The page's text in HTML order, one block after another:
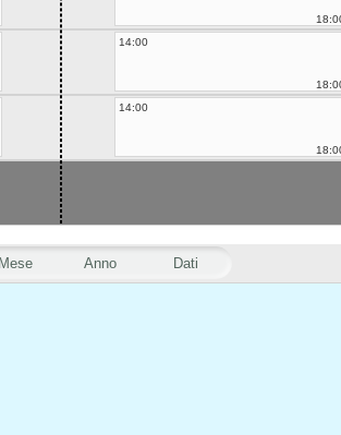
Anno Dati
14:00
14:00